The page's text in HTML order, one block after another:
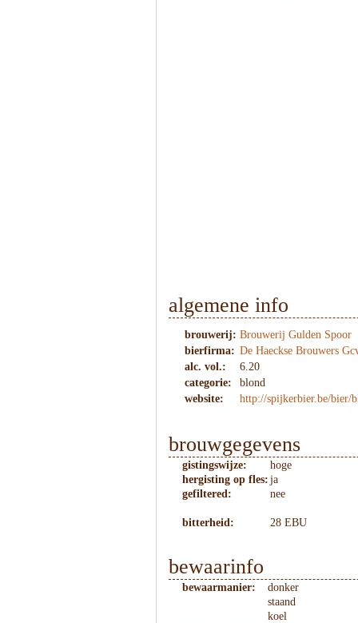
algemene info
brouwerij: Brouwerij Gulden Spoor
bierfirma: De Haeckse Brouwers
alc. vol.:
6.20
categorie:
blond
website:
http://spijkerbier.be/bier/
brouwgegevens
gistingswijze:
hoge
hergisting op fles: ja
gefiltered:
nee
bitterheid: 28 EBU
bewaarinfo
bewaarmanier:
donker
staand
koel